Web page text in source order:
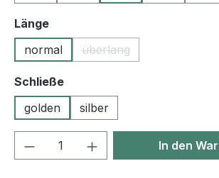
Längeauswählen
normal
überlang
(Diese Option ist
Schließeauswählen
golden
silber
Produkt Anzahl: Gib den
In den